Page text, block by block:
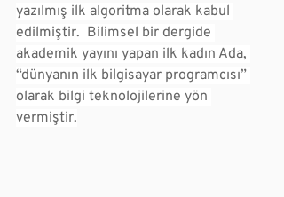
yazılmış ilk algoritma olarak kabul
edilmiştir.  Bilimsel bir dergide
akademik yayını yapan ilk kadın Ada,
“dünyanın ilk bilgisayar programcısı”
olarak bilgi teknolojilerine yön
vermiştir.